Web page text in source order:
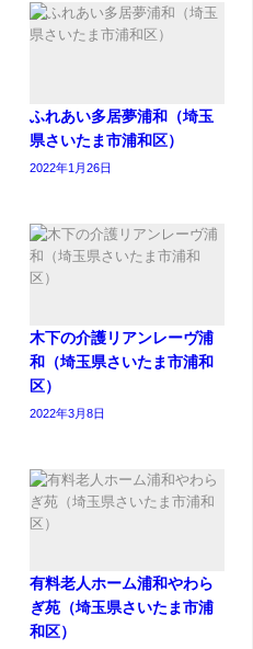
ふれあい多居夢浦和（埼玉
県さいたま市浦和区）
2022年1月26日
木下の介護リアンレーヴ浦
和（埼玉県さいたま市浦和
区）
2022年3月8日
有料老人ホーム浦和やわら
ぎ苑（埼玉県さいたま市浦
和区）